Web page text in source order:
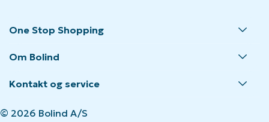
One Stop Shopping
Om Bolind
Kontakt og service
© 2026 Bolind A/S